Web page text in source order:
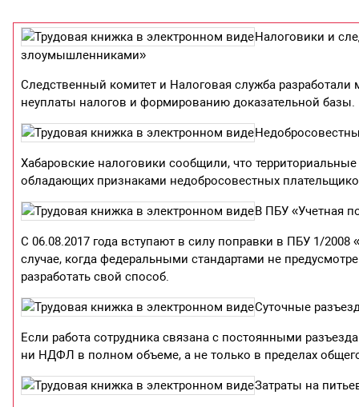
Налоговики и
злоумышленниками»
Следственный комитет и Налоговая служба
неуплаты налогов и формированию доказательной базы.
Хабаровские налоговики сообщили, что
обладающих признаками недобросовестных
В ПБУ «Учетная
С 06.08.2017 года вступают в силу поправки в ПБУ 1/2008
случае, когда федеральными стандартами не
разработать свой способ.
Суточные
Если работа сотрудника связана с постоянными
ни НДФЛ в полном объеме, а не только в пределах
Затраты на